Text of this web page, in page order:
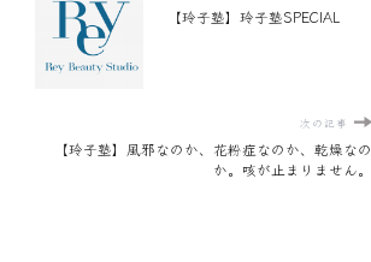
【玲子塾】玲子塾SPECIAL
次の記事
【玲子塾】風邪なのか、花粉症なのか、乾燥なの
か。咳が止まりません。